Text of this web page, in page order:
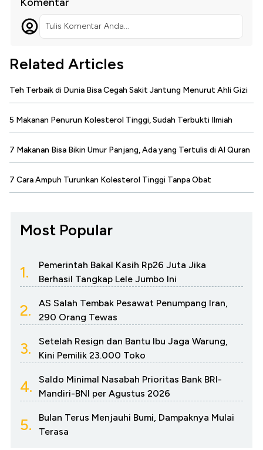
Tulis Komentar Anda...
Related Articles
Teh Terbaik di Dunia Bisa Cegah Sakit Jantung Menurut Ahli Gizi
5 Makanan Penurun Kolesterol Tinggi, Sudah Terbukti Ilmiah
7 Makanan Bisa Bikin Umur Panjang, Ada yang Tertulis di Al Quran
7 Cara Ampuh Turunkan Kolesterol Tinggi Tanpa Obat
Most Popular
1.
Pemerintah Bakal Kasih Rp26 Juta Jika
Berhasil Tangkap Lele Jumbo Ini
2.
AS Salah Tembak Pesawat Penumpang Iran,
290 Orang Tewas
3.
Setelah Resign dan Bantu Ibu Jaga Warung,
Kini Pemilik 23.000 Toko
4.
Saldo Minimal Nasabah Prioritas Bank BRI-
Mandiri-BNI per Agustus 2026
5.
Bulan Terus Menjauhi Bumi, Dampaknya Mulai
Terasa